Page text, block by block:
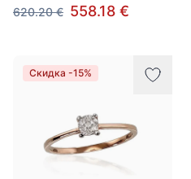
620.20 € 558.18 €
Скидка -15%